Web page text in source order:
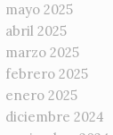
mayo 2025
abril 2025
marzo 2025
febrero 2025
enero 2025
diciembre 2024